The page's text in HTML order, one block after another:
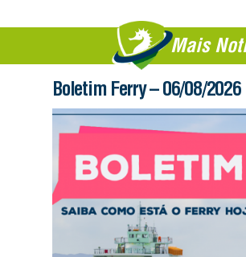
Mais
Boletim Ferry – 06/08/2026